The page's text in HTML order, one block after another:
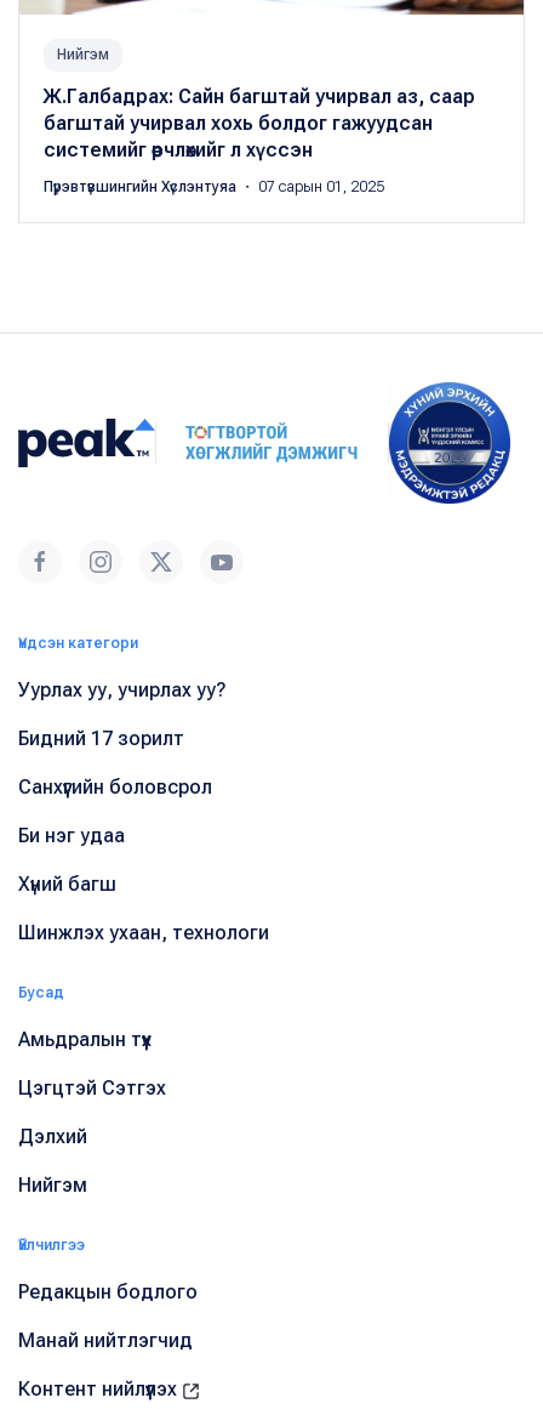
Нийгэм
Ж.Галбадрах: Сайн багштай учирвал аз, саар
багштай учирвал хохь болдог гажуудсан
системийг өөрчлөхийг л хүссэн
Пүрэвтүвшингийн Хүслэнтуяа ・ 07 сарын 01, 2025
Үндсэн категори
Уурлах уу, учирлах уу?
Бидний 17 зорилт
Санхүүгийн боловсрол
Би нэг удаа
Хүний багш
Шинжлэх ухаан, технологи
Бусад
Амьдралын түүх
Цэгцтэй Сэтгэх
Дэлхий
Нийгэм
Үйлчилгээ
Редакцын бодлого
Манай нийтлэгчид
Контент нийлүүлэх